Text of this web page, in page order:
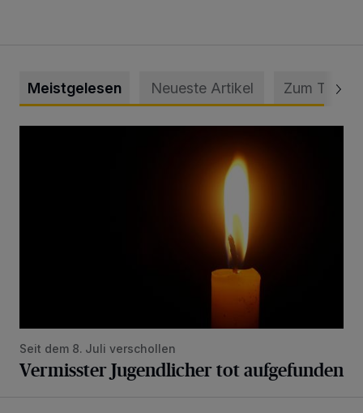
Meistgelesen Neueste Artikel Zum Thema
Seit dem 8. Juli verschollen
Vermisster Jugendlicher tot aufgefunden